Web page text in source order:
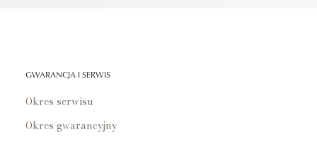
GWARANCJA I SERWIS
Okres serwisu
Okres gwarancyjny